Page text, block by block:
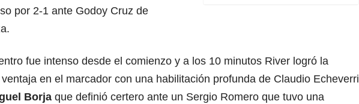
por 2-1 ante Godoy Cruz de
fue intenso desde el comienzo y a los 10 minutos River logró la
en el marcador con una habilitación profunda de Claudio Echeverri
Borja que definió certero ante un Sergio Romero que tuvo una